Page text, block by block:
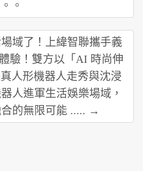
。
域了！上緯智聯攜手義
驗！雙方以「AI 時尚伸
人形機器人走秀與沈浸
人進軍生活娛樂場域，
的無限可能 ..... →